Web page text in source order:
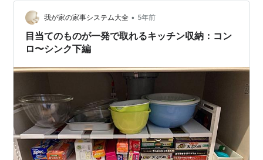
な収納方法が学べる資格です。 自分の部屋をスッキリ片
づけたい方におすすめです。 【試験概要】 受験資格：特
になし 受験料：10,000円 受…
我が家の家事システム大全 • 5年前
目当てのものが一発で取れるキッチン収納：コン
ロ〜シンク下編